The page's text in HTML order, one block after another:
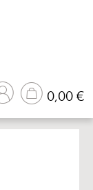
0,00 €